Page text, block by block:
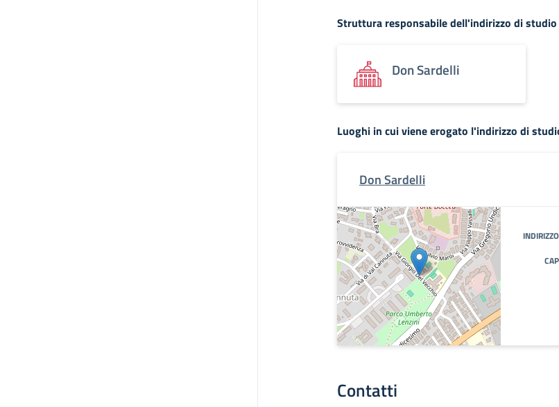
Struttura responsabile dell'indirizzo di studio
Don Sardelli
Luoghi in cui viene erogato l'indirizzo di
Don Sardelli
INDIRIZZO
CAP
Contatti